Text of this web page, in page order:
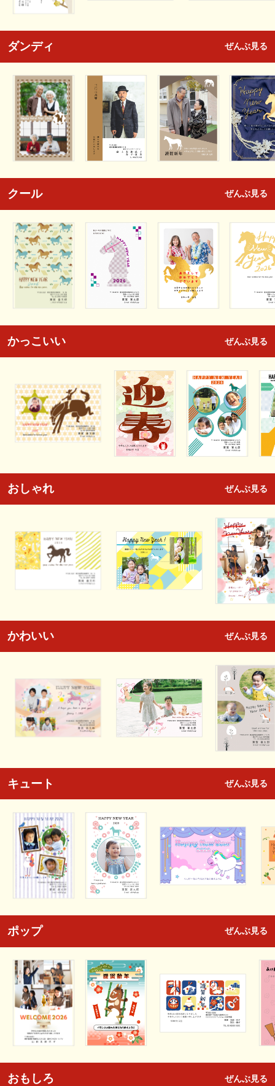
ダンディ ぜんぶ見る
クール ぜんぶ見る
かっこいい ぜんぶ見る
おしゃれ ぜんぶ見る
かわいい ぜんぶ見る
キュート ぜんぶ見る
ポップ ぜんぶ見る
おもしろ ぜんぶ見る